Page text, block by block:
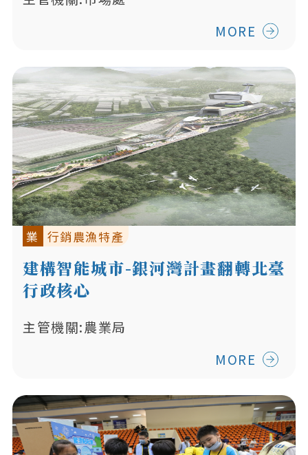
MORE
業 行銷農漁特產
建構智能城市-銀河灣計畫翻轉北臺
行政核心
主管機關:農業局
MORE